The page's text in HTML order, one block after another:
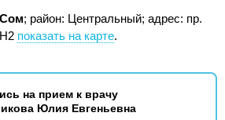
; район: Центральный; адрес: пр.
показать на карте.
на прием к врачу
Юлия Евгеньевна